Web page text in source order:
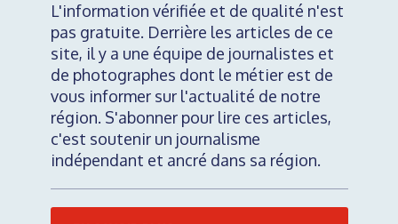
L'information vérifiée et de qualité n'est
pas gratuite. Derrière les articles de ce
site, il y a une équipe de journalistes et
de photographes dont le métier est de
vous informer sur l'actualité de notre
région. S'abonner pour lire ces articles,
c'est soutenir un journalisme
indépendant et ancré dans sa région.